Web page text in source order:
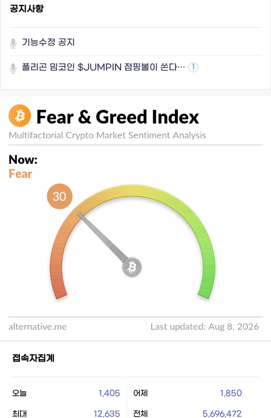
공지사항
기능수정 공지
폴리곤 밈코인 $JUMPIN 점핑볼이 쏜다… 1
접속자집계
오늘 1,405 어제 1,850
최대 12,635 전체 5,696,472